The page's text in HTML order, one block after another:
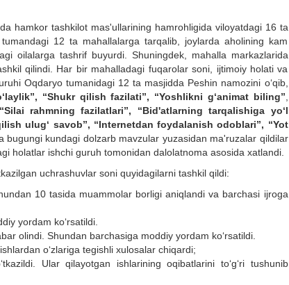
hamkor tashkilot mas'ullarining hamrohligida viloyatdagi 16 ta
12 ta mahallalarga tarqalib, joylarda aholining kam
oilalarga tashrif buyurdi. Shuningdek, mahalla markazlarida
qilindi. Har bir mahalladagi fuqarolar soni, ijtimoiy holati va
Oqdaryo tumanidagi 12 ta masjidda Peshin namozini o‘qib,
“Shukr qilish fazilati”, “Yoshlikni g‘animat biling”
rahmning fazilatlari”, “Bid'atlarning tarqalishiga yo‘l
ulug‘ savob”, “Internetdan foydalanish odoblari”, “Yot
bugungi kundagi dolzarb mavzular yuzasidan ma'ruzalar qildilar
holatlar ishchi guruh tomonidan dalolatnoma asosida xatlandi.
uchrashuvlar soni quyidagilarni tashkil qildi:
10 tasida muammolar borligi aniqlandi va barchasi ijroga
yordam ko‘rsatildi.
olindi. Shundan barchasiga moddiy yordam ko‘rsatildi.
o‘zlariga tegishli xulosalar chiqardi;
Ular qilayotgan ishlarining oqibatlarini to‘g‘ri tushunib